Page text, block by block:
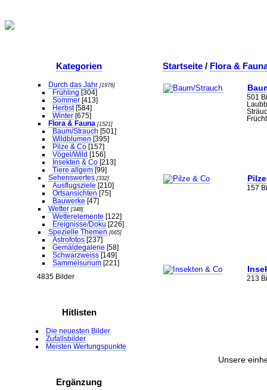
Kategorien
Durch das Jahr [1976]
Frühling [304]
Sommer [413]
Herbst [584]
Winter [675]
Flora & Fauna [1521]
Baum/Strauch [501]
Wildblumen [395]
Pilze & Co [157]
Vögel/Wild [156]
Insekten & Co [213]
Tiere allgem [99]
Sehenswertes [332]
Ausflugsziele [210]
Ortsansichten [75]
Bauwerke [47]
Wetter [348]
Wetterelemente [122]
Ereignisse/Doku [226]
Spezielle Themen [665]
Astrofotos [237]
Gemäldegalerie [58]
Schwarzweiss [149]
Sammelsurium [221]
4835 Bilder
Hitlisten
Die neuesten Bilder
Zufallsbilder
Meisten Wertungspunkte
Ergänzung
Startseite/ Flora &
501
157
213
Unsere